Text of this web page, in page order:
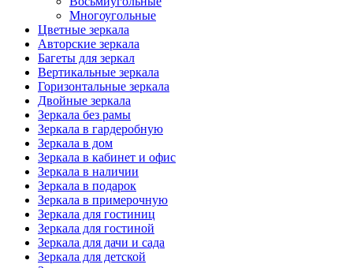
Многоугольные
Цветные зеркала
Авторские зеркала
Багеты для зеркал
Вертикальные зеркала
Горизонтальные зеркала
Двойные зеркала
Зеркала без рамы
Зеркала в гардеробную
Зеркала в дом
Зеркала в кабинет и офис
Зеркала в наличии
Зеркала в подарок
Зеркала в примерочную
Зеркала для гостиниц
Зеркала для гостиной
Зеркала для дачи и сада
Зеркала для детской